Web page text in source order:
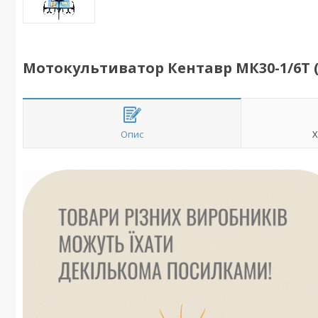
Мотокультиватор Кентавр МК30-1/
Опис